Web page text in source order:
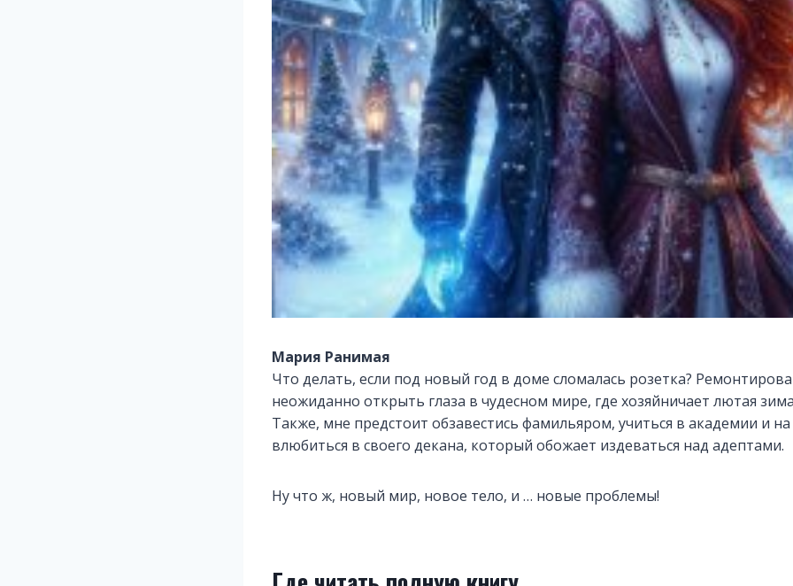
Мария Ранимая
Что делать, если под новый год в доме сломалась розетка?
неожиданно открыть глаза в чудесном мире, где хозяйничает лютая
Также, мне предстоит обзавестись фамильяром, учиться в академии и на
влюбиться в своего декана, который обожает издеваться над адептами.
Ну что ж, новый мир, новое тело, и … новые проблемы!